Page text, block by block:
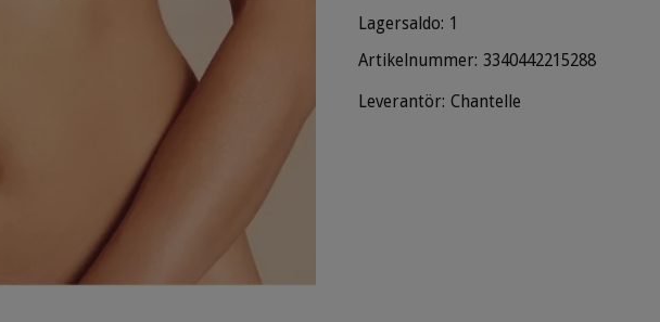
Lagersaldo: 1
Artikelnummer: 3340442215288
Leverantör: Chantelle